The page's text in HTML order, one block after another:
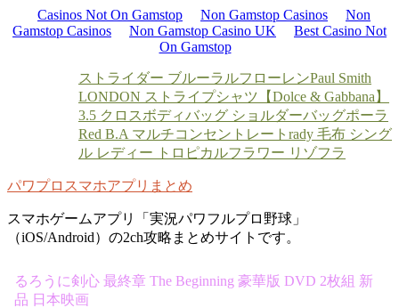
Casinos Not On Gamstop Non Gamstop Casinos
Non
Gamstop Casinos
Non Gamstop Casino UK
Best Casino Not
On Gamstop
ストライダー ブルーラルフローレンPaul Smith
LONDON ストライプシャツ 【Dolce & Gabbana】
3.5 クロスボディバッグ ショルダーバッグポーラ
Red B.A マルチコンセントレート rady 毛布 シング
ル レディー トロピカルフラワー リゾフラ
パワプロスマホアプリまとめ
スマホゲームアプリ「実況パワフルプロ野球」
（iOS/Android）の2ch攻略まとめサイトです。
るろうに剣心 最終章 The Beginning 豪華版 DVD 2枚組 新
品 日本映画